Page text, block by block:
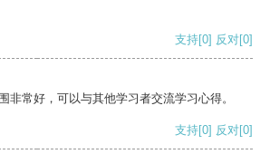
支持[0] 反对[0]
非常好，可以与其他学习者交流学习心得。
支持[0] 反对[0]